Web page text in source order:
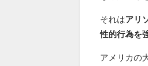
それはアリ
性的行為を
アメリカの